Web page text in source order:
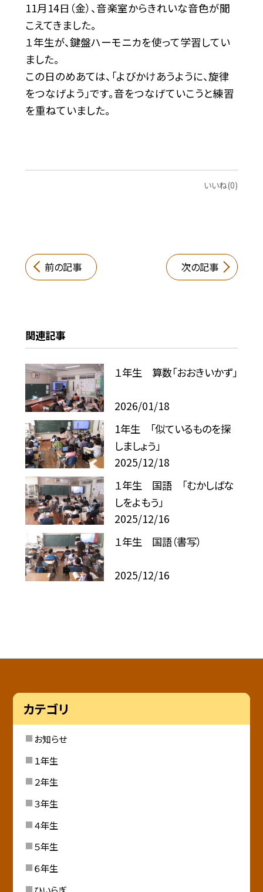
11月14日（金）、音楽室からきれいな音色が聞
こえてきました。
１年生が、鍵盤ハーモニカを使って学習してい
ました。
この日のめあては、「よびかけあうように、旋律
をつなげよう」です。音をつなげていこうと練習
を重ねていました。
いいね(0)
前の記事 次の記事
関連記事
１年生 算数「おおきいかず」
2026/01/18
1年生 「似ているものを探
しましょう」
2025/12/18
１年生 国語 「むかしばな
しをよもう」
2025/12/16
１年生 国語（書写）
2025/12/16
カテゴリ
お知らせ
１年生
２年生
３年生
４年生
５年生
６年生
ひいらぎ